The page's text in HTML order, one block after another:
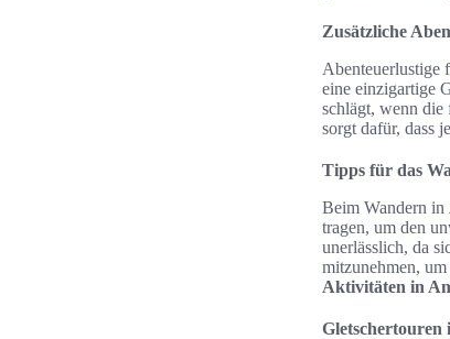
Zusätzliche
Abenteuerlustige
eine einzigartige
schlägt, wenn die
sorgt dafür, dass
Tipps für das
Beim Wandern in
tragen, um den
unerlässlich, da
mitzunehmen,
Aktivitäten in
Gletschertouren